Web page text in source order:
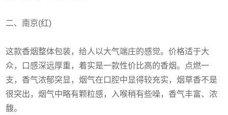
二、南京(红)
这款香烟整体包装，给人以大气端庄的感觉。价格适于大
众，口感深远厚重，着实是一款性价比高的香烟。点燃一
支，香气浓郁突显，烟气在口腔中显得较充实，烟草香不是
很突出，烟气中略有颗粒感，入喉稍有些噪，香气丰富、浓
馥。